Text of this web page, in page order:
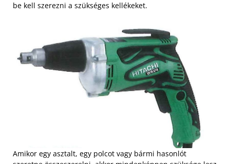
be kell szerezni a szükséges kellékeket.
Amikor egy asztalt, egy polcot vagy bármi hasonlót